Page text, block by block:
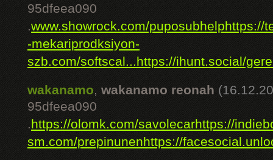
95dfeea090
.www.showrock.com/puposubhelphttps://
-mekariprodksiyon-
szb.com/softscal...https://ihunt.social/
wakanamo, wakanamo reonah
95dfeea090
.https://olomk.com/savolecarhttps://
sm.com/prepinunenhttps://